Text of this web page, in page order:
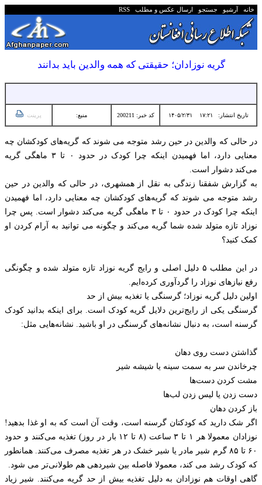
خانه آرشیو جستجو ارسال عکس و مطلب RSS
گریه نوزادان؛ حقیقتی که همه والدین باید بدانند
تاریخ انتشار: ۱۷:۲۱ ۱۴۰۵/۲/۳۱ کد خبر: 200211 منبع: پرینت
در حالی که والدین در حین رشد متوجه می شوند که گریه‌های کودکشان چه
معنایی دارد، اما فهمیدن اینکه چرا کودک در حدود ۰ تا ۳ ماهگی گریه
می‌کند دشوار است.
به گزارش شفقنا زندگی به نقل از همشهری، در حالی که والدین در حین
رشد متوجه می شوند که گریه‌های کودکشان چه معنایی دارد، اما فهمیدن
اینکه چرا کودک در حدود ۰ تا ۳ ماهگی گریه می‌کند دشوار است. پس چرا
نوزاد تازه متولد شده شما گریه می‌کند و چگونه می توانید به آرام کردن او
کمک کنید؟
در این مطلب ۵ دلیل اصلی و رایج گریه نوزاد تازه متولد شده و چگونگی
رفع نیازهای نوزاد را گردآوری کرده‌ایم.
اولین دلیل گریه نوزاد؛ گرسنگی یا تغذیه بیش از حد
گرسنگی یکی از رایج‌ترین دلایل گریه کودک است. برای اینکه بدانید کودک
گرسنه است، به دنبال نشانه‌های گرسنگی در او باشید. نشانه‌هایی مثل:
گذاشتن دست روی دهان
چرخاندن سر به سمت سینه یا شیشه شیر
مشت کردن دست‌ها
دست زدن یا لیس زدن لب‌ها
باز کردن دهان
اگر شک دارید که کودکتان گرسنه است، وقت آن است که به او غذا بدهید!
نوزادان معمولا هر ۱ تا ۳ ساعت (۸ تا ۱۲ بار در روز) تغذیه می‌کنند و حدود
۶۰ تا ۸۵ گرم شیر مادر یا شیر خشک در هر تغذیه مصرف می‌کنند. همانطور
که کودک رشد می کند، معمولا فاصله بین شیردهی هم طولانی‌تر می شود.
گاهی اوقات هم نوزادان به دلیل تغذیه بیش از حد گریه می‌کنند. شیر زیاد